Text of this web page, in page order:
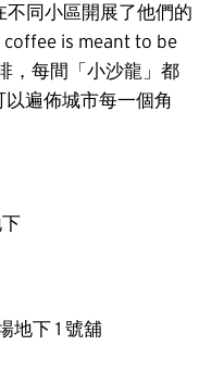
不同小區開展了他們的
coffee is meant to be
，每間「小沙龍」都
遍佈城市每一個角
地下 1 號舖